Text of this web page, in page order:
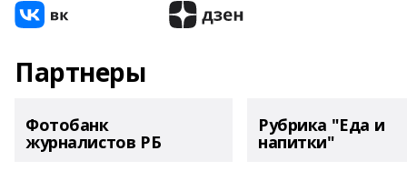
Партнеры
Фотобанк
журналистов РБ
Рубрика "Еда и
напитки"